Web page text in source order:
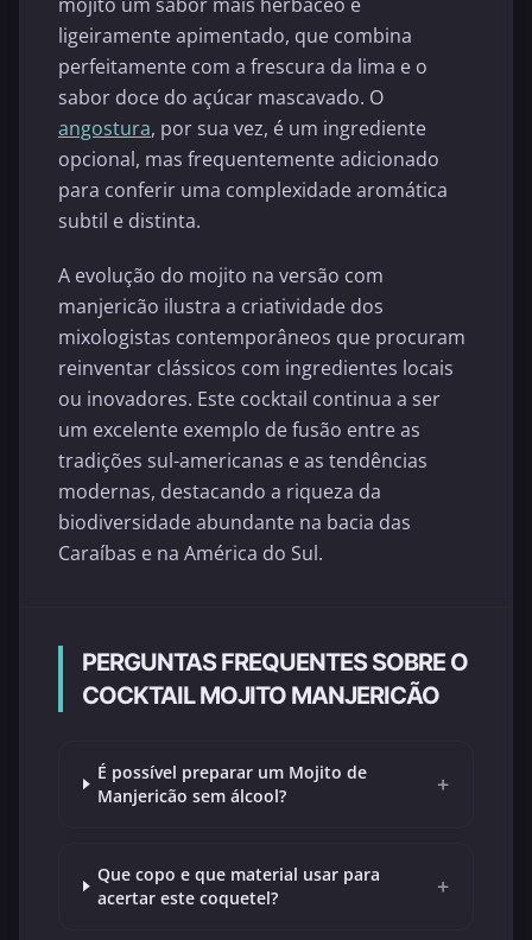
mojito um sabor mais herbáceo e
ligeiramente apimentado, que combina
perfeitamente com a frescura da lima e o
sabor doce do açúcar mascavado. O
angostura, por sua vez, é um ingrediente
opcional, mas frequentemente adicionado
para conferir uma complexidade aromática
subtil e distinta.
A evolução do mojito na versão com
manjericão ilustra a criatividade dos
mixologistas contemporâneos que procuram
reinventar clássicos com ingredientes locais
ou inovadores. Este cocktail continua a ser
um excelente exemplo de fusão entre as
tradições sul-americanas e as tendências
modernas, destacando a riqueza da
biodiversidade abundante na bacia das
Caraíbas e na América do Sul.
PERGUNTAS FREQUENTES SOBRE O
COCKTAIL MOJITO MANJERICÃO
É possível preparar um Mojito de
Manjericão sem álcool?
+
Que copo e que material usar para
acertar este coquetel?
+